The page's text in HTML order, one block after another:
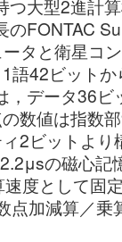
つ大型2進計
FONTAC
タと衛星コ
語42ビット
，データ36
数値は指数
2ビットよ
の磁心記
度として固
点加減算／